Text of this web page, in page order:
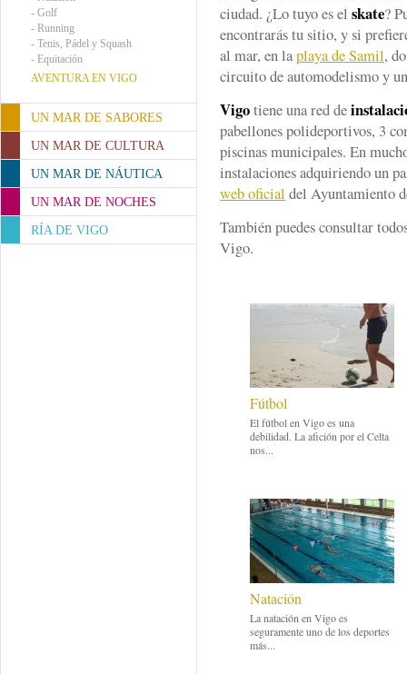
- Golf
- Running
- Tenis, Pádel y Squash
- Equitación
AVENTURA EN VIGO
UN MAR DE SABORES
UN MAR DE CULTURA
UN MAR DE NÁUTICA
UN MAR DE NOCHES
RÍA DE VIGO
ciudad. ¿Lo tuyo es el skate?
encontrarás tu sitio, y si
al mar, en laplaya de Samil,
circuito de automodelismo y
Vigotiene una red de
pabellones polideportivos, 3
piscinas municipales. En
instalaciones adquiriendo un
web oficial del Ayuntamiento
También puedes consultar
Vigo.
Fútbol
El fútbol en Vigo es una
debilidad. La afición por el Celta
nos...
Natación
La natación en Vigo es
seguramente uno de los deportes
más...